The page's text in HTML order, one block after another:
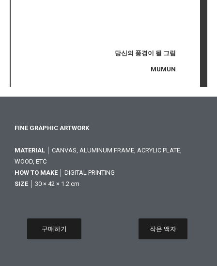
당신의 풍경이 될 그림
MUMUN
FINE GRAPHIC ARTWORK
MATERIAL │ CANVAS, ALUMINUM FRAME, ACRYLIC PLATE,
WOOD, ETC
HOW TO MAKE │ DIGITAL PRINTING
SIZE │ 30 × 42 × 1.2 cm
구매하기 작은 액자